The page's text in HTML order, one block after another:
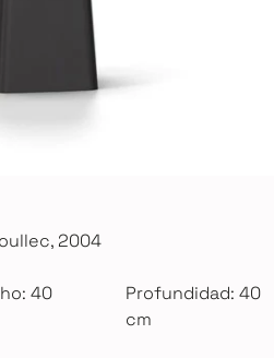
2004
40
Profundidad: 40
cm